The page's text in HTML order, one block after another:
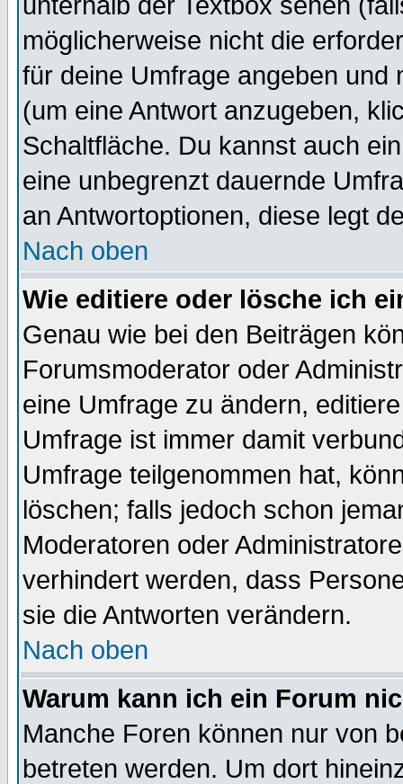
möglicherweise nicht die
für deine Umfrage angeben und
(um eine Antwort anzugeben,
Schaltfläche. Du kannst auch
eine unbegrenzt dauernde
an Antwortoptionen, diese legt
Nach oben
Wie editiere oder lösche ich
Genau wie bei den Beiträgen
Forumsmoderator oder
eine Umfrage zu ändern,
Umfrage ist immer damit
Umfrage teilgenommen hat,
löschen; falls jedoch schon
Moderatoren oder
verhindert werden, dass
sie die Antworten verändern.
Nach oben
Warum kann ich ein Forum
Manche Foren können nur von
betreten werden. Um dort